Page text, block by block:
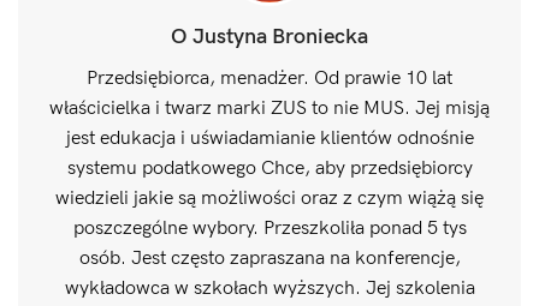
O Justyna Broniecka
Przedsiębiorca, menadżer. Od prawie 10 lat
właścicielka i twarz marki ZUS to nie MUS. Jej misją
jest edukacja i uświadamianie klientów odnośnie
systemu podatkowego Chce, aby przedsiębiorcy
wiedzieli jakie są możliwości oraz z czym wiążą się
poszczególne wybory. Przeszkoliła ponad 5 tys
osób. Jest często zapraszana na konferencje,
wykładowca w szkołach wyższych. Jej szkolenia